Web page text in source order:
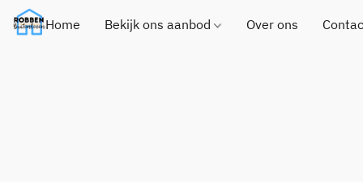
Home Bekijk ons aanbod Over ons